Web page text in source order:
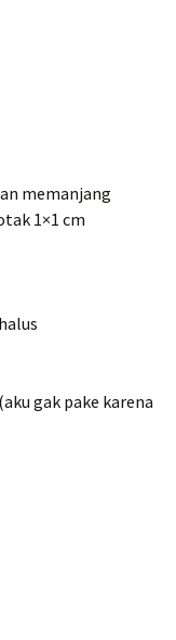
memanjang
1×1 cm
gak pake karena